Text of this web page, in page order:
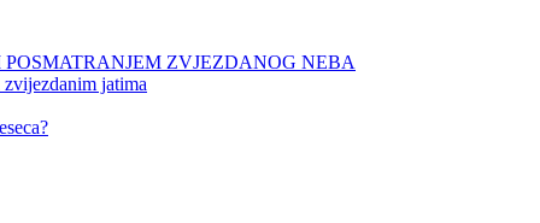
ZVJEZDANOG NEBA
jatima